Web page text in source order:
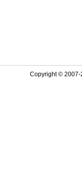
Copyright © 2007-